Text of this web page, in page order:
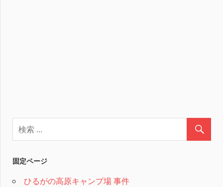
固定ページ
ひるがの高原キャンプ場 事件